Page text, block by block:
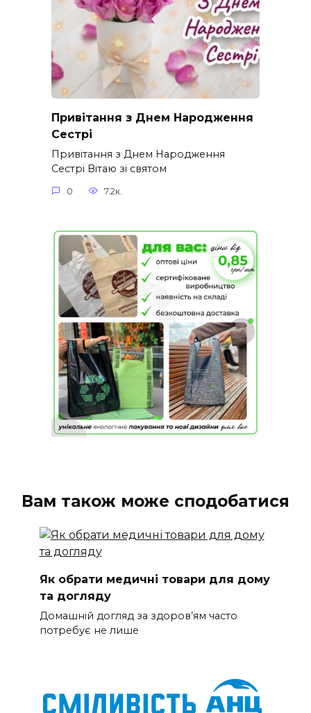
Привітання з Днем Народження
Сестрі
Привітання з Днем Народження
Сестрі Вітаю зі святом
0 7.2к.
Вам також може сподобатися
Як обрати медичні товари для дому
та догляду
Домашній догляд за здоров’ям часто
потребує не лише